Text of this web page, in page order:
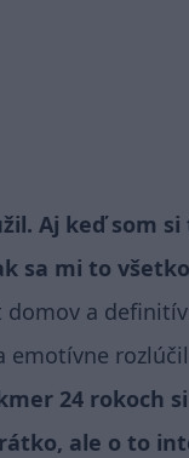
Aj keď som
sa mi to
a
emotívne
24 rokoch
ale o to